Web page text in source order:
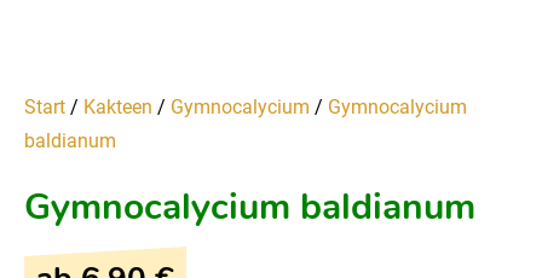
Start / Kakteen / Gymnocalycium / Gymnocalycium
baldianum
Gymnocalycium baldianum